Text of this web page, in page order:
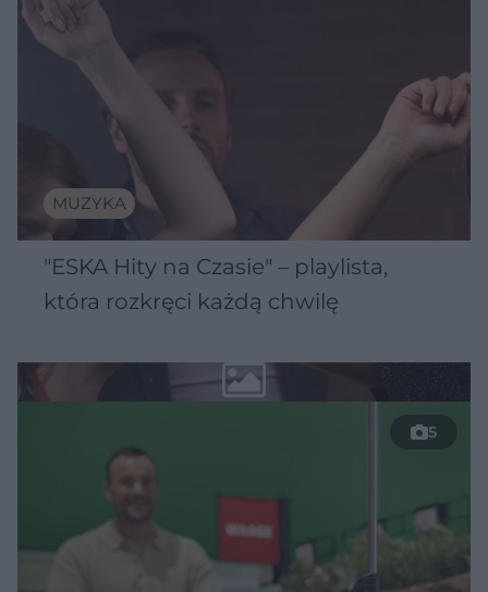
MUZYKA
"ESKA Hity na Czasie" – playlista,
która rozkręci każdą chwilę
5